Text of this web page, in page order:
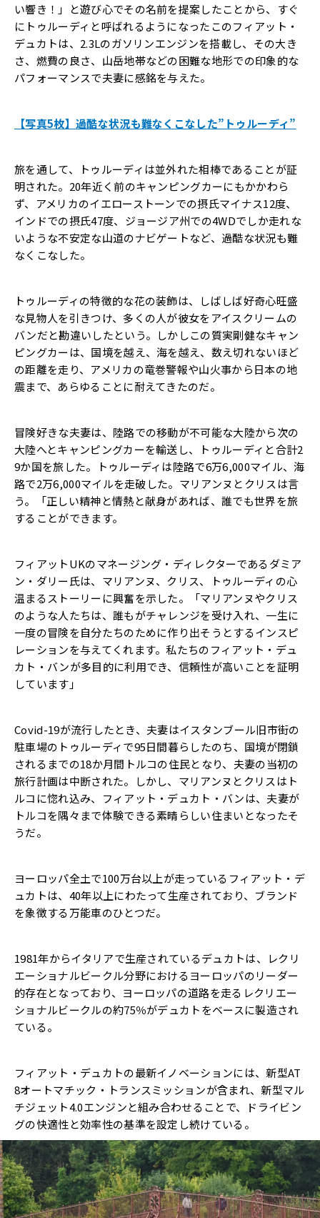
い響き！」と遊び心でその名前を提案したことから、すぐ
にトゥルーディと呼ばれるようになったこのフィアット・
デュカトは、2.3Lのガソリンエンジンを搭載し、その大き
さ、燃費の良さ、山岳地帯などの困難な地形での印象的な
パフォーマンスで夫妻に感銘を与えた。
【写真5枚】過酷な状況も難なくこなした”トゥルーディ”
旅を通して、トゥルーディは並外れた相棒であることが証
明された。20年近く前のキャンピングカーにもかかわら
ず、アメリカのイエローストーンでの摂氏マイナス12度、
インドでの摂氏47度、ジョージア州での4WDでしか走れな
いような不安定な山道のナビゲートなど、過酷な状況も難
なくこなした。
トゥルーディの特徴的な花の装飾は、しばしば好奇心旺盛
な見物人を引きつけ、多くの人が彼女をアイスクリームの
バンだと勘違いしたという。しかしこの質実剛健なキャン
ピングカーは、国境を越え、海を越え、数え切れないほど
の距離を走り、アメリカの竜巻警報や山火事から日本の地
震まで、あらゆることに耐えてきたのだ。
冒険好きな夫妻は、陸路での移動が不可能な大陸から次の
大陸へとキャンピングカーを輸送し、トゥルーディと合計2
9か国を旅した。トゥルーディは陸路で6万6,000マイル、海
路で2万6,000マイルを走破した。マリアンヌとクリスは言
う。「正しい精神と情熱と献身があれば、誰でも世界を旅
することができます。
フィアットUKのマネージング・ディレクターであるダミア
ン・ダリー氏は、マリアンヌ、クリス、トゥルーディの心
温まるストーリーに興奮を示した。「マリアンヌやクリス
のような人たちは、誰もがチャレンジを受け入れ、一生に
一度の冒険を自分たちのために作り出そうとするインスピ
レーションを与えてくれます。私たちのフィアット・デュ
カト・バンが多目的に利用でき、信頼性が高いことを証明
しています」
Covid-19が流行したとき、夫妻はイスタンブール旧市街の
駐車場のトゥルーディで95日間暮らしたのち、国境が閉鎖
されるまでの18か月間トルコの住民となり、夫妻の当初の
旅行計画は中断された。しかし、マリアンヌとクリスはト
ルコに惚れ込み、フィアット・デュカト・バンは、夫妻が
トルコを隅々まで体験できる素晴らしい住まいとなったそ
うだ。
ヨーロッパ全土で100万台以上が走っているフィアット・デ
ュカトは、40年以上にわたって生産されており、ブランド
を象徴する万能車のひとつだ。
1981年からイタリアで生産されているデュカトは、レクリ
エーショナルビークル分野におけるヨーロッパのリーダー
的存在となっており、ヨーロッパの道路を走るレクリエー
ショナルビークルの約75％がデュカトをベースに製造され
ている。
フィアット・デュカトの最新イノベーションには、新型AT
8オートマチック・トランスミッションが含まれ、新型マル
チジェット4.0エンジンと組み合わせることで、ドライビン
グの快適性と効率性の基準を設定し続けている。